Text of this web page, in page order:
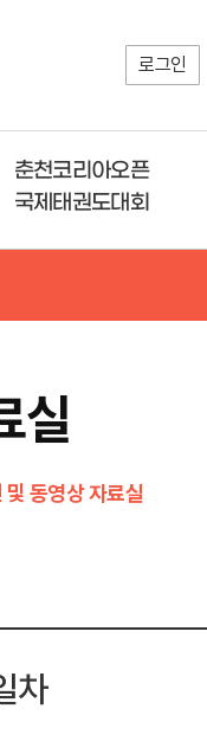
로그인
춘천코리아오픈
국제태권도대회
실
및 동영상 자료실
차